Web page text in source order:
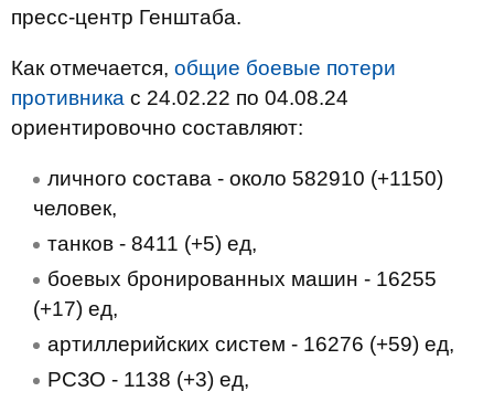
пресс-центр Генштаба.
Как отмечается, общие боевые потери
противника с 24.02.22 по 04.08.24
ориентировочно составляют:
личного состава - около 582910 (+1150)
человек,
танков - 8411 (+5) ед,
боевых бронированных машин - 16255
(+17) ед,
артиллерийских систем - 16276 (+59) ед,
РСЗО - 1138 (+3) ед,